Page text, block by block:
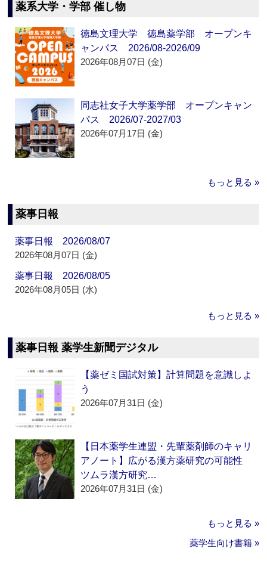
薬系大学・学部 催し物
徳島文理大学 徳島薬学部 オープンキ
ャンパス 2026/08-2026/09
2026年08月07日 (金)
同志社女子大学薬学部 オープンキャン
パス 2026/07-2027/03
2026年07月17日 (金)
もっと見る »
薬事日報
薬事日報 2026/08/07
2026年08月07日 (金)
薬事日報 2026/08/05
2026年08月05日 (水)
もっと見る »
薬事日報 薬学生新聞デジタル
【薬ゼミ国試対策】計算問題を意識しよ
う
2026年07月31日 (金)
【日本薬学生連盟・先輩薬剤師のキャリ
アノート】広がる漢方薬研究の可能性
ツムラ漢方研究…
2026年07月31日 (金)
もっと見る »
薬学生向け書籍 »